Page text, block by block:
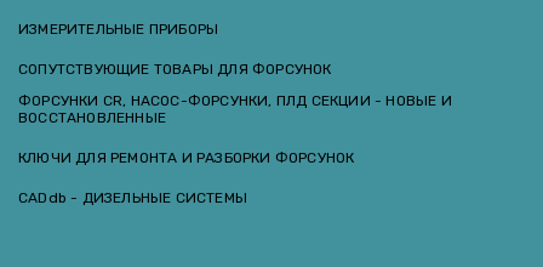
ИЗМЕРИТЕЛЬНЫЕ ПРИБОРЫ
СОПУТСТВУЮЩИЕ ТОВАРЫ ДЛЯ ФОРСУНОК
ФОРСУНКИ CR, НАСОС-ФОРСУНКИ, ПЛД СЕКЦИИ - НОВЫЕ И
ВОССТАНОВЛЕННЫЕ
КЛЮЧИ ДЛЯ РЕМОНТА И РАЗБОРКИ ФОРСУНОК
CADdb - ДИЗЕЛЬНЫЕ СИСТЕМЫ